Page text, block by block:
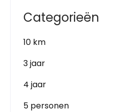
Categorieën
10 km
3 jaar
4 jaar
5 personen